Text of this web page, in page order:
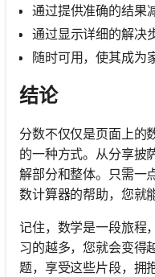
通过提供准确的结果
通过显示详细的解决
随时可用，使其成为
结论
分数不仅仅是页面上
的一种方式。从分享披
解部分和整体。只需一
数计算器的帮助，您就
记住，数学是一段旅程
习的越多，您就会变得
题，享受这些片段，拥